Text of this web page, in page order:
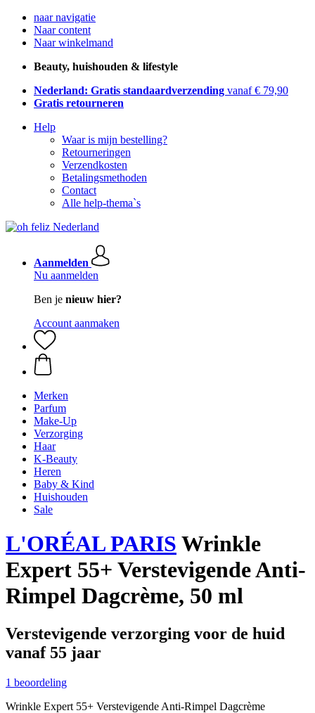
naar navigatie
Naar content
Naar winkelmand
Beauty, huishouden & lifestyle
Nederland: Gratis standaardverzending vanaf € 79,90
Gratis retourneren
Help
Waar is mijn bestelling?
Retourneringen
Verzendkosten
Betalingsmethoden
Contact
Alle help-thema`s
Aanmelden
Nu aanmelden
Ben je nieuw hier?
Account aanmaken
Merken
Parfum
Make-Up
Verzorging
Haar
K-Beauty
Heren
Baby & Kind
Huishouden
Sale
L'ORÉAL PARIS Wrinkle
Expert 55+ Verstevigende Anti-
Rimpel Dagcrème, 50 ml
Verstevigende verzorging voor de huid
vanaf 55 jaar
1 beoordeling
Wrinkle Expert 55+ Verstevigende Anti-Rimpel Dagcrème